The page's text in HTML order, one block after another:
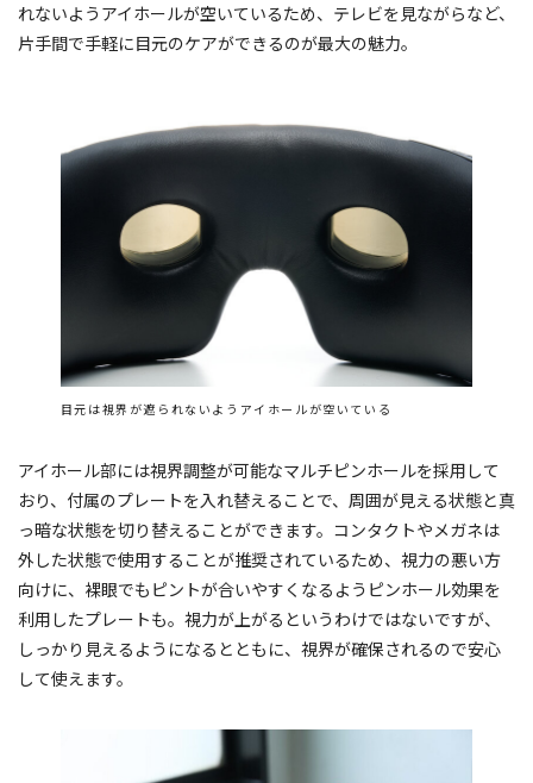
れないようアイホールが空いているため、テレビを見ながらなど、
片手間で手軽に目元のケアができるのが最大の魅力。
目元は視界が遮られないようアイホールが空いている
アイホール部には視界調整が可能なマルチピンホールを採用して
おり、付属のプレートを入れ替えることで、周囲が見える状態と真
っ暗な状態を切り替えることができます。コンタクトやメガネは
外した状態で使用することが推奨されているため、視力の悪い方
向けに、裸眼でもピントが合いやすくなるようピンホール効果を
利用したプレートも。視力が上がるというわけではないですが、
しっかり見えるようになるとともに、視界が確保されるので安心
して使えます。